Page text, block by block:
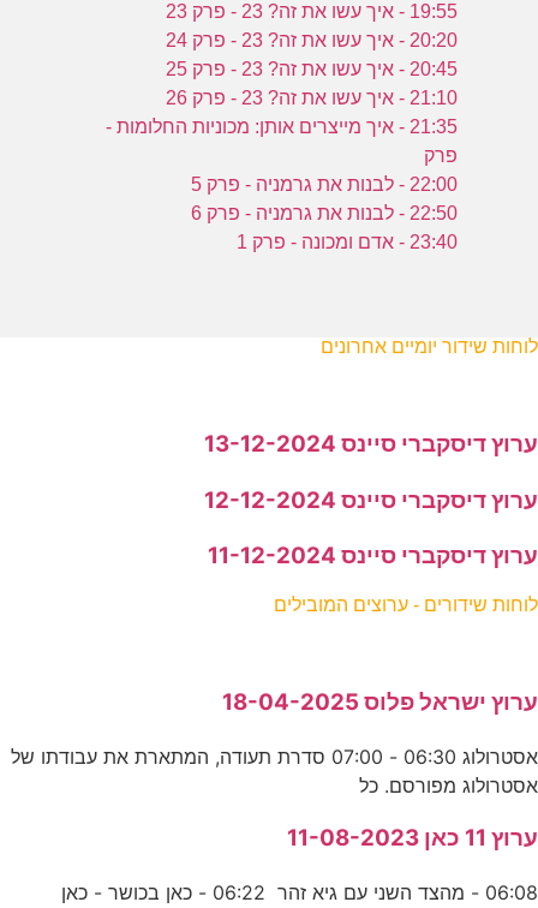
19:55 - איך עשו את זה? 23 - פרק 23
20:20 - איך עשו את זה? 23 - פרק 24
20:45 - איך עשו את זה? 23 - פרק 25
21:10 - איך עשו את זה? 23 - פרק 26
21:35 - איך מייצרים אותן: מכוניות החלומות -
פרק
22:00 - לבנות את גרמניה - פרק 5
22:50 - לבנות את גרמניה - פרק 6
23:40 - אדם ומכונה - פרק 1
לוחות שידור יומיים אחרונים
ערוץ דיסקברי סיינס 13-12-2024
ערוץ דיסקברי סיינס 12-12-2024
ערוץ דיסקברי סיינס 11-12-2024
לוחות שידורים - ערוצים המובילים
ערוץ ישראל פלוס 18-04-2025
אסטרולוג 06:30 - 07:00 סדרת תעודה, המתארת את עבודתו של
אסטרולוג מפורסם. כל
ערוץ 11 כאן 11-08-2023
06:08 - מהצד השני עם גיא זהר 06:22 - כאן בכושר - כאן